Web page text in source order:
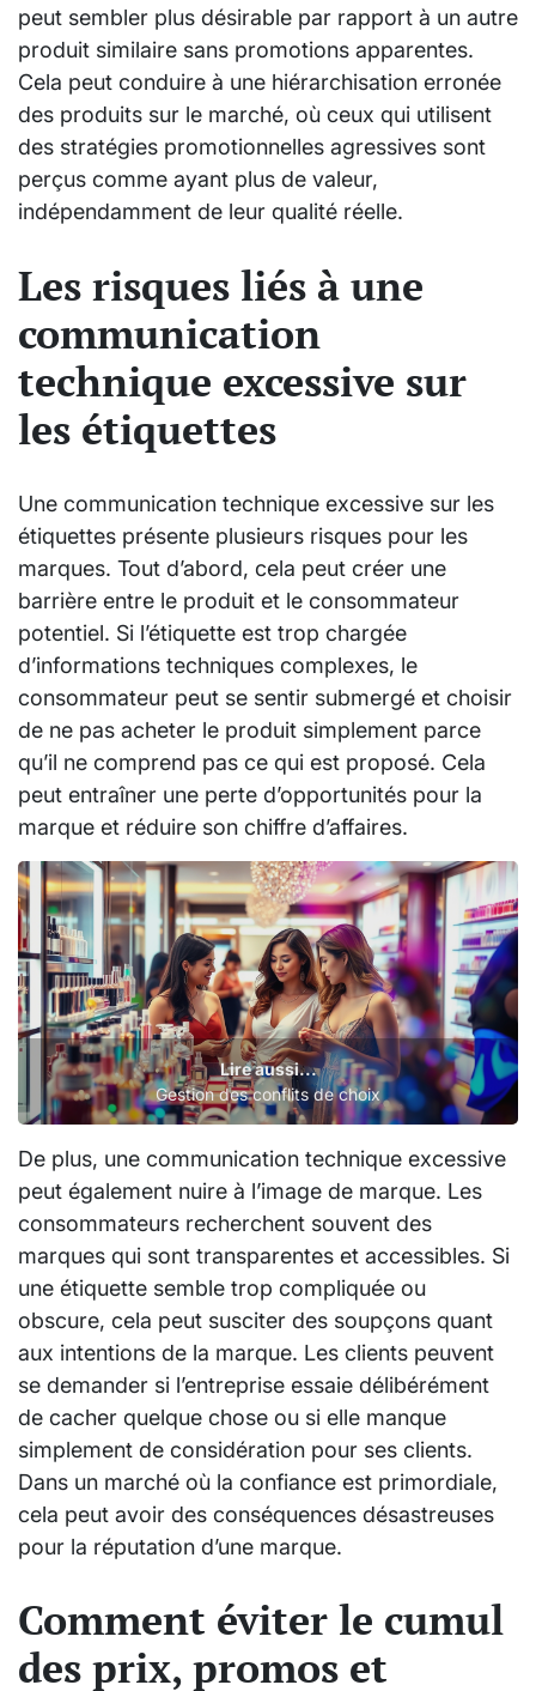
peut sembler plus désirable par rapport à un autre
produit similaire sans promotions apparentes.
Cela peut conduire à une hiérarchisation erronée
des produits sur le marché, où ceux qui utilisent
des stratégies promotionnelles agressives sont
perçus comme ayant plus de valeur,
indépendamment de leur qualité réelle.
Les risques liés à une
communication
technique excessive sur
les étiquettes
Une communication technique excessive sur les
étiquettes présente plusieurs risques pour les
marques. Tout d’abord, cela peut créer une
barrière entre le produit et le consommateur
potentiel. Si l’étiquette est trop chargée
d’informations techniques complexes, le
consommateur peut se sentir submergé et choisir
de ne pas acheter le produit simplement parce
qu’il ne comprend pas ce qui est proposé. Cela
peut entraîner une perte d’opportunités pour la
marque et réduire son chiffre d’affaires.
Lire aussi...
Gestion des conflits de choix
De plus, une communication technique excessive
peut également nuire à l’image de marque. Les
consommateurs recherchent souvent des
marques qui sont transparentes et accessibles. Si
une étiquette semble trop compliquée ou
obscure, cela peut susciter des soupçons quant
aux intentions de la marque. Les clients peuvent
se demander si l’entreprise essaie délibérément
de cacher quelque chose ou si elle manque
simplement de considération pour ses clients.
Dans un marché où la confiance est primordiale,
cela peut avoir des conséquences désastreuses
pour la réputation d’une marque.
Comment éviter le cumul
des prix, promos et